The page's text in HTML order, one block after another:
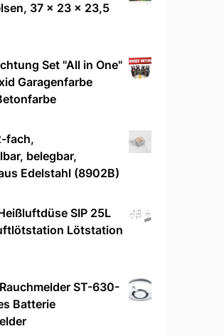
37 x 23 x 23,5
Set "All in One"
Garagenfarbe
fach,
belegbar,
Edelstahl (8902B)
SIP 25L
Lötstation
ST-630-
Batterie